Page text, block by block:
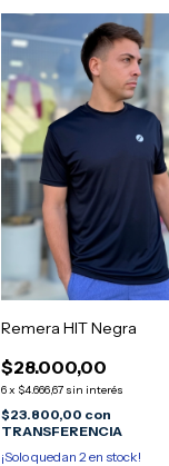
Remera HIT Negra
$28.000,00
6x $4.666,67 sin interés
$23.800,00 con
TRANSFERENCIA
¡Solo quedan 2 en stock!